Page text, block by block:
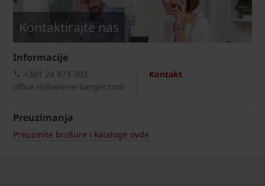
Kontaktirajte nas
Informacije
Kontakt
+381 24 873 303
office.rs@wienerberger.com
Preuzimanja
Preuzmite brošure i kataloge ovde